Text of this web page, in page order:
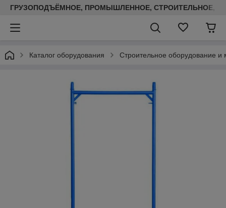
ГРУЗОПОДЪЁМНОЕ, ПРОМЫШЛЕННОЕ, СТРОИТЕЛЬНОЕ,
Каталог оборудования Строительное оборудование и